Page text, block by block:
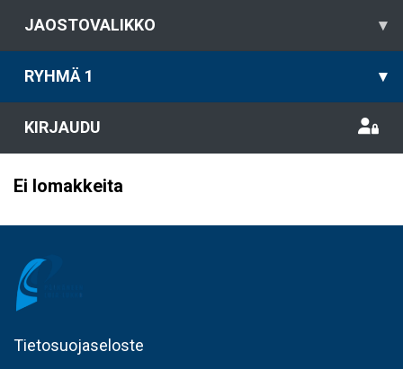
JAOSTOVALIKKO ▾
RYHMÄ 1 ▾
KIRJAUDU
Ei lomakkeita
Tietosuojaseloste